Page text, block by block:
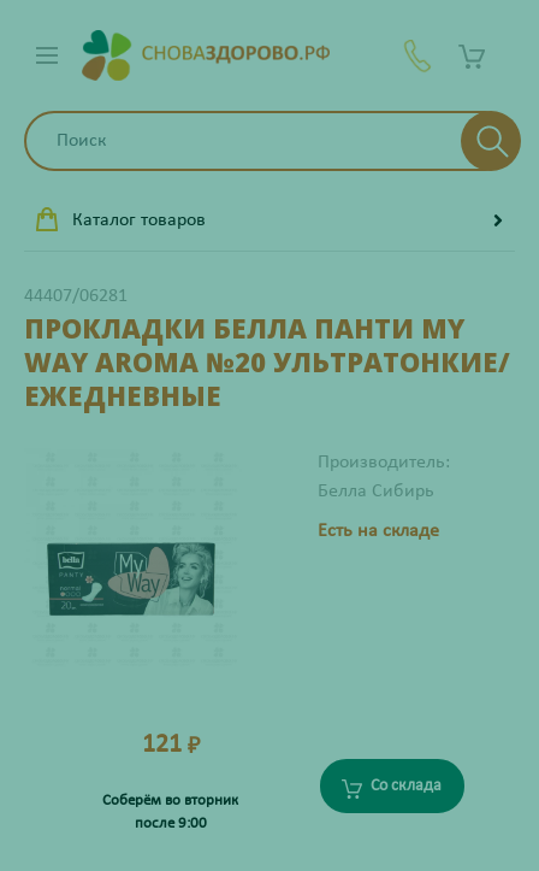
Каталог товаров
44407/06281
ПРОКЛАДКИ БЕЛЛА ПАНТИ MY
WAY AROMA №20 УЛЬТРАТОНКИЕ/
ЕЖЕДНЕВНЫЕ
Производитель:
Белла Сибирь
Есть на складе
121 ₽
Соберём во вторник
после 9:00
Со склада